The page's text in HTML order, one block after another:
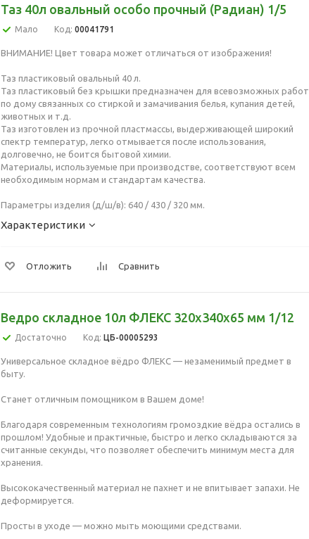
Таз 40л овальный особо прочный (Радиан) 1/5
Мало Код: 00041791
ВНИМАНИЕ! Цвет товара может отличаться от изображения!
Таз пластиковый овальный 40 л.
Таз пластиковый без крышки предназначен для всевозможных работ
по дому связанных со стиркой и замачивания белья, купания детей,
животных и т.д.
Таз изготовлен из прочной пластмассы, выдерживающей широкий
спектр температур, легко отмывается после использования,
долговечно, не боится бытовой химии.
Материалы, используемые при производстве, соответствуют всем
необходимым нормам и стандартам качества.
Параметры изделия (д/ш/в): 640 / 430 / 320 мм.
Характеристики
Отложить Сравнить
Ведро складное 10л ФЛЕКС 320x340x65 мм 1/12
Достаточно Код: ЦБ-00005293
Универсальное складное вёдро ФЛЕКС — незаменимый предмет в
быту.
Станет отличным помощником в Вашем доме!
Благодаря современным технологиям громоздкие вёдра остались в
прошлом! Удобные и практичные, быстро и легко складываются за
считанные секунды, что позволяет обеспечить минимум места для
хранения.
Высококачественный материал не пахнет и не впитывает запахи. Не
деформируется.
Просты в уходе — можно мыть моющими средствами.